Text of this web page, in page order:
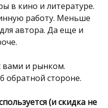
в кино и литературе.
работу. Меньше
автора. Да еще и
вами и рынком.
обратной стороне.
(и скидка не